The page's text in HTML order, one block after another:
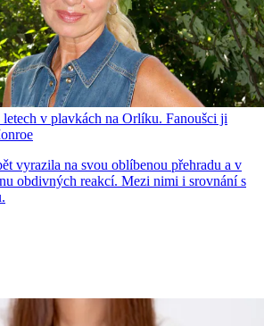
v plavkách na Orlíku. Fanoušci ji
vyrazila na svou oblíbenou přehradu a v
obdivných reakcí. Mezi nimi i srovnání s